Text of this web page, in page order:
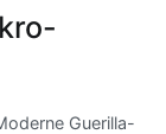
Guerilla-